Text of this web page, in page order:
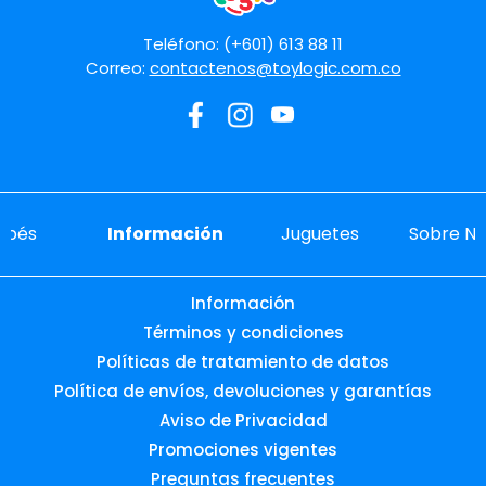
Enviar comentario
Teléfono: (+601) 613 88 11
Correo: contactenos@toylogic.com.co
Información Juguetes Sobre
Información
Términos y condiciones
Políticas de tratamiento de datos
Política de envíos, devoluciones y garantías
Aviso de Privacidad
Promociones vigentes
Preguntas frecuentes